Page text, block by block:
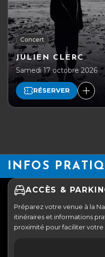
Concert
JULIEN CLERC
Samedi 17 octobre 2026
RÉSERVER
INFOS
ACCÈS &
Préparez votre venue à la
itinéraires et informations
proximité pour faciliter votre